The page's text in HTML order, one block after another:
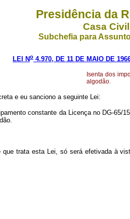
Presidência da
Casa Civil
Subchefia para
LEI No 4.970, DE 11 DE MAIO DE
Isenta dos
algodão.
e eu sanciono a seguinte Lei:
constante da Licença no DG-65/
que trata esta Lei, só será efetivada à